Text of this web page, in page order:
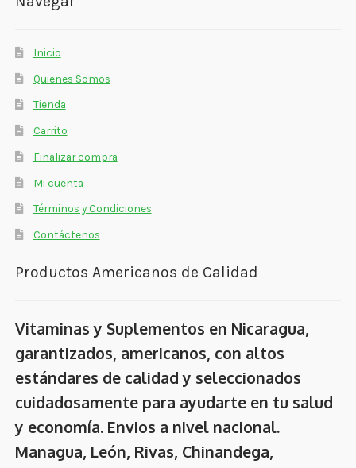
Inicio
Quienes Somos
Tienda
Carrito
Finalizar compra
Mi cuenta
Términos y Condiciones
Contáctenos
Productos Americanos de Calidad
Vitaminas y Suplementos en Nicaragua,
garantizados, americanos, con altos
estándares de calidad y seleccionados
cuidadosamente para ayudarte en tu salud
y economía. Envios a nivel nacional.
Managua, León, Rivas, Chinandega,